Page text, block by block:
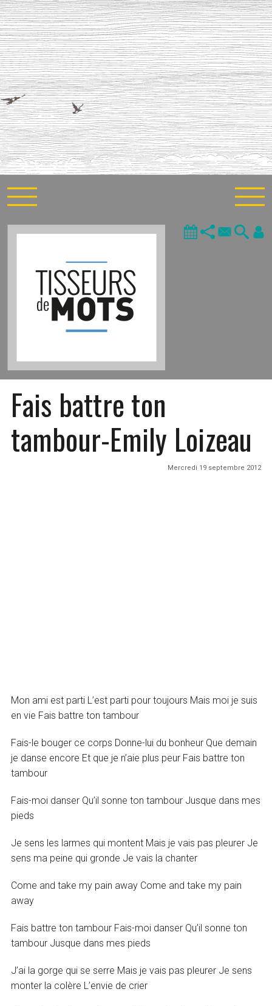
Fais battre ton
tambour-Emily Loizeau
Mercredi 19 septembre 2012
Mon ami est parti L’est parti pour toujours Mais moi je suis
en vie Fais battre ton tambour
Fais-le bouger ce corps Donne-lui du bonheur Que demain
je danse encore Et que je n’aie plus peur Fais battre ton
tambour
Fais-moi danser Qu’il sonne ton tambour Jusque dans mes
pieds
Je sens les larmes qui montent Mais je vais pas pleurer Je
sens ma peine qui gronde Je vais la chanter
Come and take my pain away Come and take my pain
away
Fais battre ton tambour Fais-moi danser Qu’il sonne ton
tambour Jusque dans mes pieds
J’ai la gorge qui se serre Mais je vais pas pleurer Je sens
monter la colère L’envie de crier